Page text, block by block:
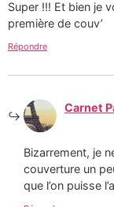
Super !!! Et bien je
première de couv’
Répondre
Carnet
Bizarrement, je
couverture un
que l’on puisse